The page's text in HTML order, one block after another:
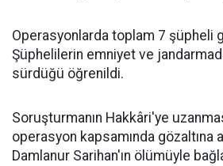
Operasyonlarda toplam 7 şüpheli
Şüphelilerin emniyet ve
sürdüğü öğrenildi.
Soruşturmanın Hakkâri'ye
operasyon kapsamında gözaltına
Damlanur Sarihan'ın ölümüyle